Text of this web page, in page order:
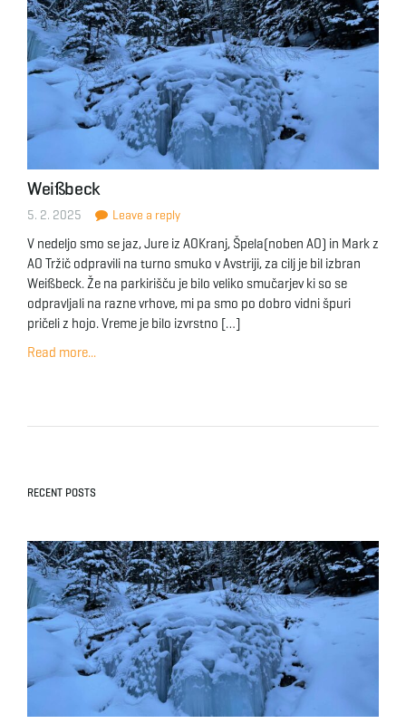
Weißbeck
5. 2. 2025 Leave a reply
V nedeljo smo se jaz, Jure iz AOKranj, Špela(noben AO) in Mark z
AO Tržič odpravili na turno smuko v Avstriji, za cilj je bil izbran
Weißbeck. Že na parkirišču je bilo veliko smučarjev ki so se
odpravljali na razne vrhove, mi pa smo po dobro vidni špuri
pričeli z hojo. Vreme je bilo izvrstno […]
Read more...
RECENT POSTS